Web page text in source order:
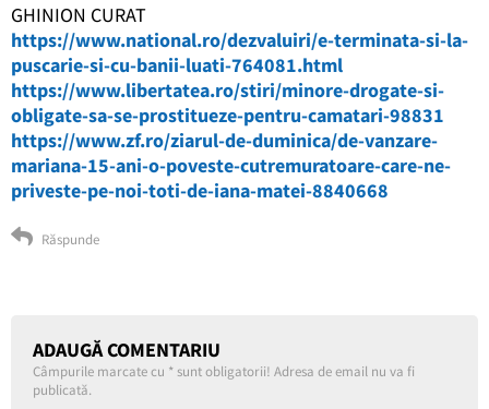
GHINION CURAT
https://www.national.ro/dezvaluiri/e-terminata-si-la-
puscarie-si-cu-banii-luati-764081.html
https://www.libertatea.ro/stiri/minore-drogate-si-
obligate-sa-se-prostitueze-pentru-camatari-98831
https://www.zf.ro/ziarul-de-duminica/de-vanzare-
mariana-15-ani-o-poveste-cutremuratoare-care-ne-
priveste-pe-noi-toti-de-iana-matei-8840668
Răspunde
ADAUGĂ COMENTARIU
Câmpurile marcate cu *sunt obligatorii! Adresa de email nu va fi
publicată.